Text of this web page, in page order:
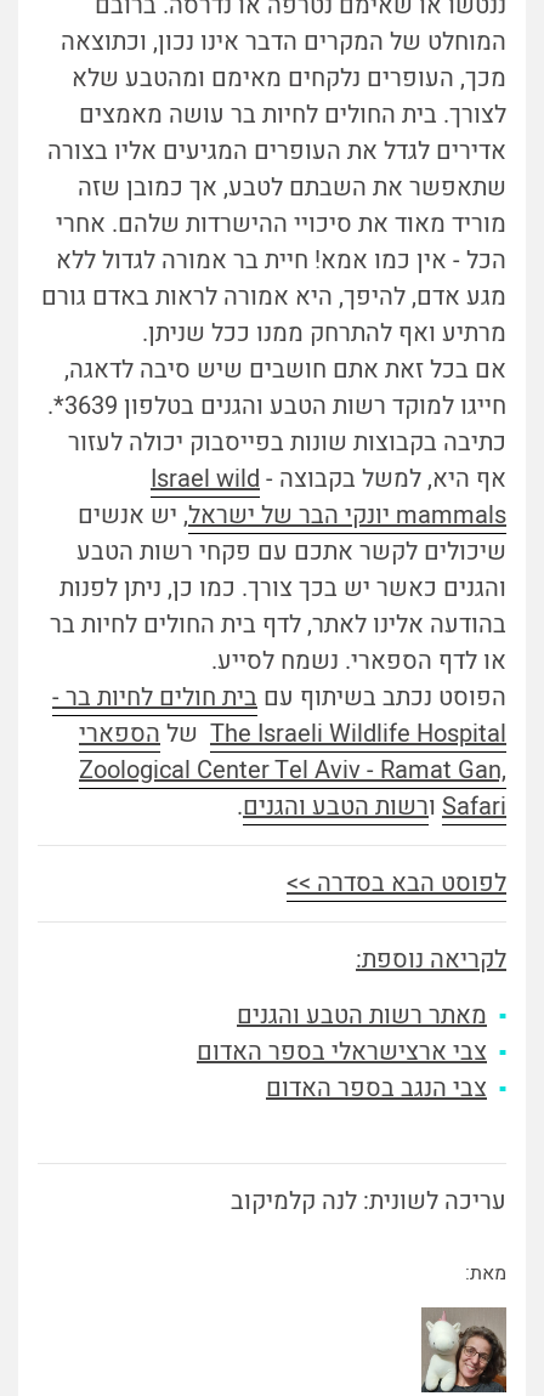
המוחלט של המקרים הדבר אינו נכון, וכתוצאה
מכך, העופרים נלקחים מאימם ומהטבע שלא
לצורך. בית החולים לחיות בר עושה מאמצים
אדירים לגדל את העופרים המגיעים אליו בצורה
שתאפשר את השבתם לטבע, אך כמובן שזה
מוריד מאוד את סיכויי ההישרדות שלהם. אחרי
הכל - אין כמו אמא! חיית בר אמורה לגדול ללא
מגע אדם, להיפך, היא אמורה לראות באדם גורם
מרתיע ואף להתרחק ממנו ככל שניתן.
אם בכל זאת אתם חושבים שיש סיבה לדאגה,
חייגו למוקד רשות הטבע והגנים בטלפון 3639*.
כתיבה בקבוצות שונות בפייסבוק יכולה לעזור
אף היא, למשל בקבוצה - Israel wild
mammals יונקי הבר של ישראל
, יש אנשים
שיכולים לקשר אתכם עם פקחי רשות הטבע
והגנים כאשר יש בכך צורך. כמו כן, ניתן לפנות
בהודעה אלינו לאתר, לדף בית החולים לחיות בר
או לדף הספארי. נשמח לסייע.
הפוסט נכתב בשיתוף עם בית חולים לחיות בר -
The Israeli Wildlife Hospital של הספארי
Zoological Center Tel Aviv - Ramat Gan,
Safari ורשות הטבע והגנים.
לפוסט הבא בסדרה >>
לקריאה נוספת:
מאתר רשות הטבע והגנים
צבי ארצישראלי בספר האדום
צבי הנגב בספר האדום
עריכה לשונית: לנה קלמיקוב
מאת: